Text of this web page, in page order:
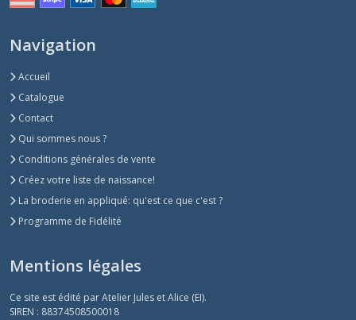
Navigation
Accueil
Catalogue
Contact
Qui sommes nous ?
Conditions générales de vente
Créez votre liste de naissance!
La broderie en appliqué: qu'est ce que c'est ?
Programme de Fidélité
Mentions légales
Ce site est édité par Atelier Jules et Alice (EI).
SIREN : 88374508500018